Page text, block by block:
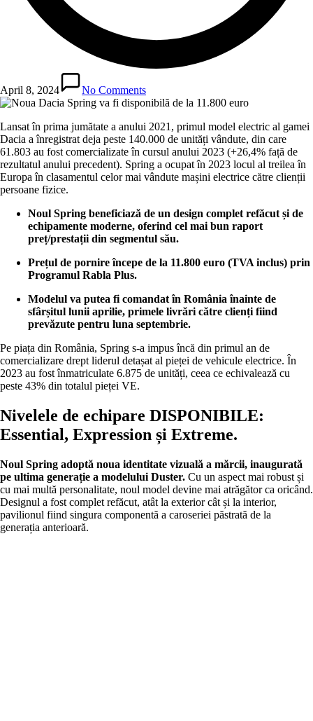
April 8, 2024 No Comments
Lansat în prima jumătate a anului 2021, primul model electric al gamei
Dacia a înregistrat deja peste 140.000 de unități vândute, din care
61.803 au fost comercializate în cursul anului 2023 (+26,4% față de
rezultatul anului precedent). Spring a ocupat în 2023 locul al treilea în
Europa în clasamentul celor mai vândute mașini electrice către clienții
persoane fizice.
Noul Spring beneficiază de un design complet refăcut și de
echipamente moderne, oferind cel mai bun raport
preț/prestații din segmentul său.
Prețul de pornire începe de la 11.800 euro (TVA inclus) prin
Programul Rabla Plus.
Modelul va putea fi comandat în România înainte de
sfârșitul lunii aprilie, primele livrări către clienți fiind
prevăzute pentru luna septembrie.
Pe piața din România, Spring s-a impus încă din primul an de
comercializare drept liderul detașat al pieței de vehicule electrice. În
2023 au fost înmatriculate 6.875 de unități, ceea ce echivalează cu
peste 43% din totalul pieței VE.
Nivelele de echipare DISPONIBILE:
Essential, Expression și Extreme.
Noul Spring adoptă noua identitate vizuală a mărcii, inaugurată
pe ultima generație a modelului Duster. Cu un aspect mai robust și
cu mai multă personalitate, noul model devine mai atrăgător ca oricând.
Designul a fost complet refăcut, atât la exterior cât și la interior,
pavilionul fiind singura componentă a caroseriei păstrată de la
generația anterioară.